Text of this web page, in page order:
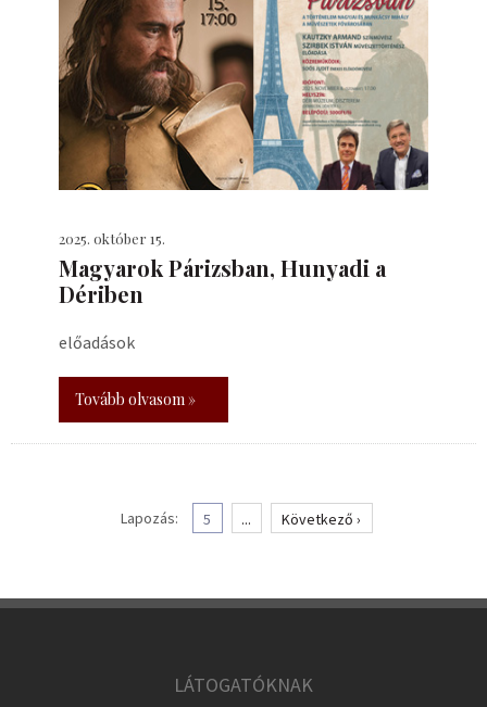
2025. október 15.
​Magyarok Párizsban, Hunyadi a
Dériben
előadások
Tovább olvasom »
Lapozás: 5 ... Következő ›
LÁTOGATÓKNAK